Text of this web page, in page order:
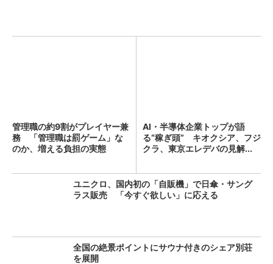
管理職の約9割がプレイヤー兼
務 「管理職は罰ゲーム」な
のか、増える負担の実態
AI・半導体企業トップが語
る“稼ぎ頭” キオクシア、フジ
クラ、東京エレデバの見解...
ユニクロ、国内初の「自販機」で日傘・サング
ラス販売 「今すぐ欲しい」に応える
全国の絶景ポイントにサウナ付きのシェア別荘
を展開